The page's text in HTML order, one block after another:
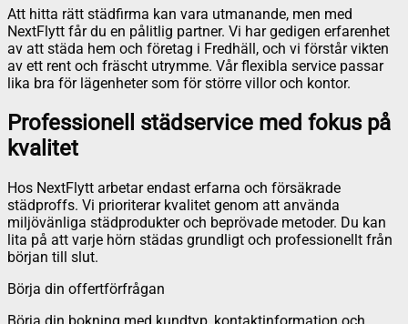
Att hitta rätt städfirma kan vara utmanande, men med
NextFlytt får du en pålitlig partner. Vi har gedigen erfarenhet
av att städa hem och företag i Fredhäll, och vi förstår vikten
av ett rent och fräscht utrymme. Vår flexibla service passar
lika bra för lägenheter som för större villor och kontor.
Professionell städservice med fokus på
kvalitet
Hos NextFlytt arbetar endast erfarna och försäkrade
städproffs. Vi prioriterar kvalitet genom att använda
miljövänliga städprodukter och beprövade metoder. Du kan
lita på att varje hörn städas grundligt och professionellt från
början till slut.
Börja din offertförfrågan
Börja din bokning med kundtyp, kontaktinformation och